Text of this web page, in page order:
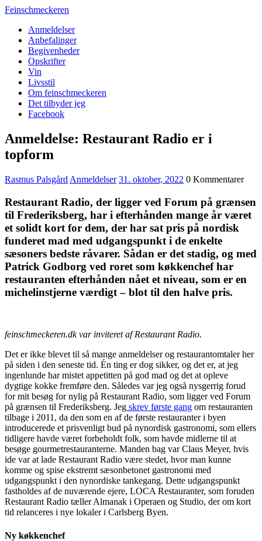
Feinschmeckeren
Anmeldelser
Anbefalinger
Begivenheder
Opskrifter
Vin
Livsstil
Om feinschmeckeren
Det tilbyder jeg
Facebook
Anmeldelse: Restaurant Radio er i
topform
Rasmus Palsgård Anmeldelser 31. oktober, 2022 0 Kommentarer
Restaurant Radio, der ligger ved Forum på grænsen
til Frederiksberg, har i efterhånden mange år været
et solidt kort for dem, der har sat pris på nordisk
funderet mad med udgangspunkt i de enkelte
sæsoners bedste råvarer. Sådan er det stadig, og med
Patrick Godborg ved roret som køkkenchef har
restauranten efterhånden nået et niveau, som er en
michelinstjerne værdigt – blot til den halve pris.
feinschmeckeren.dk var inviteret af Restaurant Radio.
Det er ikke blevet til så mange anmeldelser og restaurantomtaler her
på siden i den seneste tid. Én ting er dog sikker, og det er, at jeg
ingenlunde har mistet appetitten på god mad og det at opleve
dygtige kokke fremføre den. Således var jeg også nysgerrig forud
for mit besøg for nylig på Restaurant Radio, som ligger ved Forum
på grænsen til Frederiksberg. Jeg skrev første gang om restauranten
tilbage i 2011, da den som en af de første restauranter i byen
introducerede et prisvenligt bud på nynordisk gastronomi, som ellers
tidligere havde været forbeholdt folk, som havde midlerne til at
besøge gourmetrestauranterne. Manden bag var Claus Meyer, hvis
ide var at lade Restaurant Radio være stedet, hvor man kunne
komme og spise ekstremt sæsonbetonet gastronomi med
udgangspunkt i den nynordiske tankegang. Dette udgangspunkt
fastholdes af de nuværende ejere, LOCA Restauranter, som foruden
Restaurant Radio tæller Almanak i Operaen og Studio, der om kort
tid relanceres i nye lokaler i Carlsberg Byen.
Ny køkkenchef